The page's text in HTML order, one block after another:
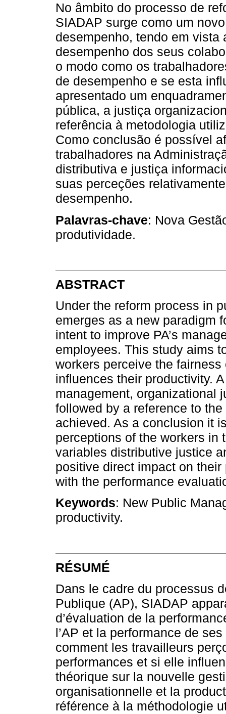
No âmbito do processo de
SIADAP surge como um
desempenho, tendo em vista
desempenho dos seus
o modo como os
de desempenho e se esta
apresentado um
pública, a justiça
referência à metodologia
Como conclusão é possível
trabalhadores na
distributiva e justiça
suas perceções
desempenho.
Palavras-chave: Nova
produtividade.
ABSTRACT
Under the reform process in
emerges as a new paradigm
intent to improve PA’s
employees. This study aims
workers perceive the
influences their productivity.
management, organizational
followed by a reference to
achieved. As a conclusion it
perceptions of the workers in
variables distributive justice
positive direct impact on
with the performance
Keywords: New Public
productivity.
RÉSUMÉ
Dans le cadre du processus
Publique (AP), SIADAP
d’évaluation de la
l’AP et la performance de
comment les travailleurs
performances et si elle
théorique sur la nouvelle
organisationnelle et la
référence à la méthodologie